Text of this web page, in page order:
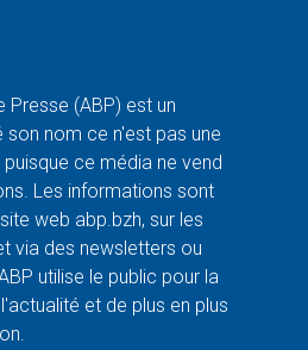
Presse (ABP) est un
nom ce n'est pas une
ce média ne vend
Les informations sont
web abp.bzh, sur les
via des newsletters ou
utilise le public pour la
et de plus en plus